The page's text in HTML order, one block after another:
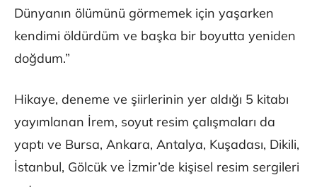
Dünyanın ölümünü görmemek için yaşarken
kendimi öldürdüm ve başka bir boyutta yeniden
doğdum.”
Hikaye, deneme ve şiirlerinin yer aldığı 5 kitabı
yayımlanan İrem, soyut resim çalışmaları da
yaptı ve Bursa, Ankara, Antalya, Kuşadası, Dikili,
İstanbul, Gölcük ve İzmir’de kişisel resim sergileri